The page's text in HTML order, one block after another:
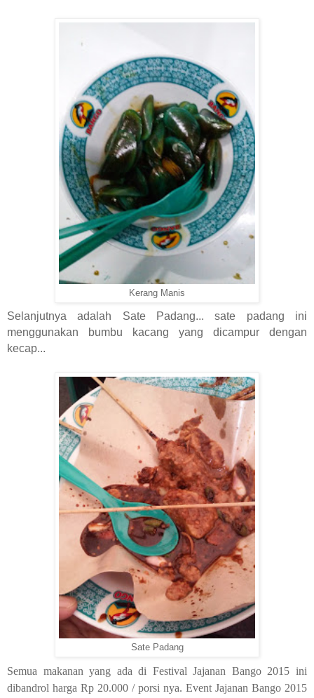
Kerang Manis
Selanjutnya adalah Sate Padang... sate padang ini
menggunakan bumbu kacang yang dicampur dengan
kecap...
Sate Padang
Semua makanan yang ada di Festival Jajanan Bango 2015 ini
dibandrol harga Rp 20.000 / porsi nya. Event Jajanan Bango 2015